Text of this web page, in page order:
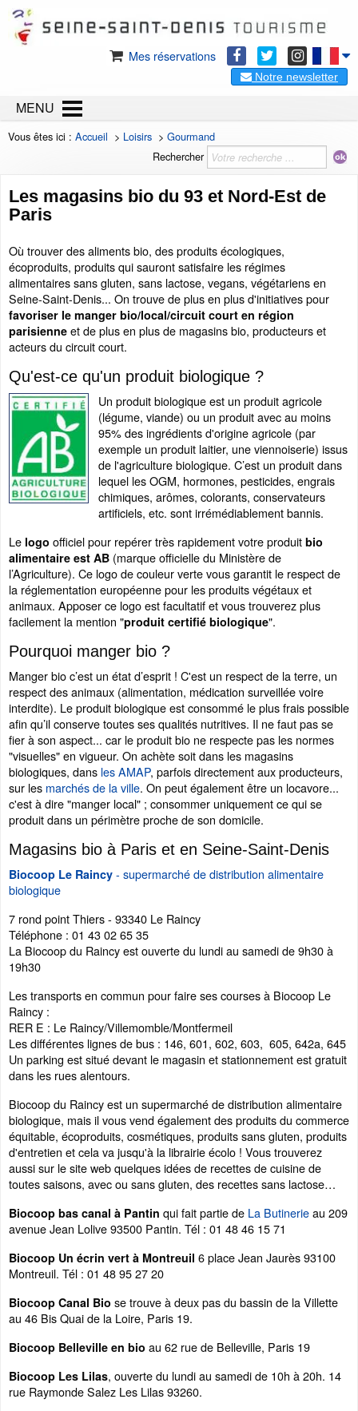
Mes réservations
Notre newsletter
MENU
Vous êtes ici : Accueil > Loisirs > Gourmand
Rechercher
Les magasins bio du 93 et Nord-Est de
Paris
Où trouver des aliments bio, des produits écologiques,
écoproduits, produits qui sauront satisfaire les régimes
alimentaires sans gluten, sans lactose, vegans, végétariens en
Seine-Saint-Denis... On trouve de plus en plus d'initiatives pour
favoriser le manger bio/local/circuit court en région
parisienne et de plus en plus de magasins bio, producteurs et
acteurs du circuit court.
Qu'est-ce qu'un produit biologique ?
Un produit biologique est un produit agricole
(légume, viande) ou un produit avec au moins
95% des ingrédients d'origine agricole (par
exemple un produit laitier, une viennoiserie) issus
de l'agriculture biologique. C’est un produit dans
lequel les OGM, hormones, pesticides, engrais
chimiques, arômes, colorants, conservateurs
artificiels, etc. sont irrémédiablement bannis.
Le logo officiel pour repérer très rapidement votre produit bio
alimentaire est AB (marque officielle du Ministère de
l’Agriculture). Ce logo de couleur verte vous garantit le respect de
la réglementation européenne pour les produits végétaux et
animaux. Apposer ce logo est facultatif et vous trouverez plus
facilement la mention "produit certifié biologique".
Pourquoi manger bio ?
Manger bio c’est un état d’esprit ! C'est un respect de la terre, un
respect des animaux (alimentation, médication surveillée voire
interdite). Le produit biologique est consommé le plus frais possible
afin qu’il conserve toutes ses qualités nutritives. Il ne faut pas se
fier à son aspect... car le produit bio ne respecte pas les normes
"visuelles" en vigueur. On achète soit dans les magasins
biologiques, dans les AMAP, parfois directement aux producteurs,
sur les marchés de la ville. On peut également être un locavore...
c'est à dire "manger local" ; consommer uniquement ce qui se
produit dans un périmètre proche de son domicile.
Magasins bio à Paris et en Seine-Saint-Denis
Biocoop Le Raincy - supermarché de distribution alimentaire
biologique
7 rond point Thiers - 93340 Le Raincy
Téléphone : 01 43 02 65 35
La Biocoop du Raincy est ouverte du lundi au samedi de 9h30 à
19h30
Les transports en commun pour faire ses courses à Biocoop Le
Raincy :
RER E : Le Raincy/Villemomble/Montfermeil
Les différentes lignes de bus : 146, 601, 602, 603, 605, 642a, 645
Un parking est situé devant le magasin et stationnement est gratuit
dans les rues alentours.
Biocoop du Raincy est un supermarché de distribution alimentaire
biologique, mais il vous vend également des produits du commerce
équitable, écoproduits, cosmétiques, produits sans gluten, produits
d'entretien et cela va jusqu'à la librairie écolo ! Vous trouverez
aussi sur le site web quelques idées de recettes de cuisine de
toutes saisons, avec ou sans gluten, des recettes sans lactose…
Biocoop bas canal à Pantin qui fait partie de La Butinerieau 209
avenue Jean Lolive 93500 Pantin. Tél : 01 48 46 15 71
Biocoop Un écrin vert à Montreuil 6 place Jean Jaurès 93100
Montreuil. Tél : 01 48 95 27 20
Biocoop Canal Bio se trouve à deux pas du bassin de la Villette
au 46 Bis Quai de la Loire, Paris 19.
Biocoop Belleville en bio au 62 rue de Belleville, Paris 19
Biocoop Les Lilas, ouverte du lundi au samedi de 10h à 20h. 14
rue Raymonde Salez Les Lilas 93260.